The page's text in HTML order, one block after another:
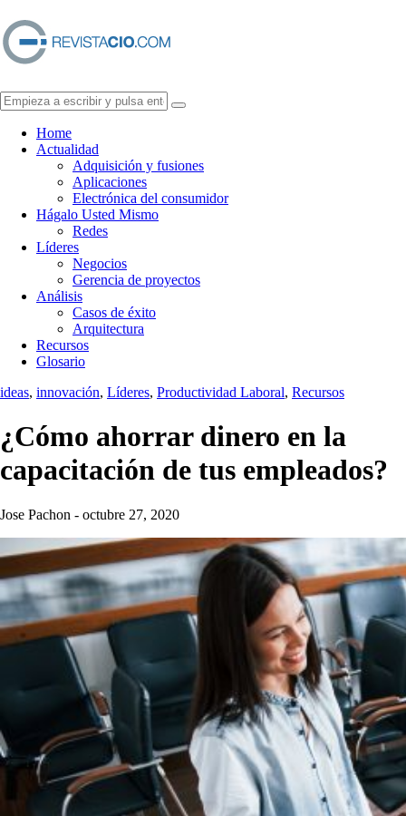
Home
Actualidad
Adquisición y fusiones
Aplicaciones
Electrónica del consumidor
Hágalo Usted Mismo
Redes
Líderes
Negocios
Gerencia de proyectos
Análisis
Casos de éxito
Arquitectura
Recursos
Glosario
ideas, innovación, Líderes, Productividad Laboral, Recursos
¿Cómo ahorrar dinero en la
capacitación de tus empleados?
Jose Pachon - octubre 27, 2020